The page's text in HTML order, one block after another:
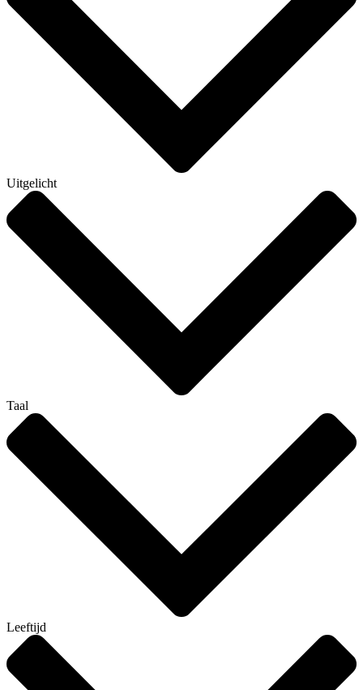
Uitgelicht
Taal
Leeftijd